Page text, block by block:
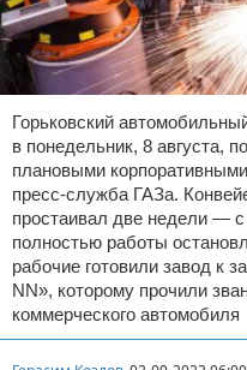
Горьковский
в понедельник, 8 августа,
плановыми
пресс-служба ГАЗа.
простаивал две недели —
полностью работы
рабочие готовили завод к
NN», которому прочили
коммерческого автомобиля